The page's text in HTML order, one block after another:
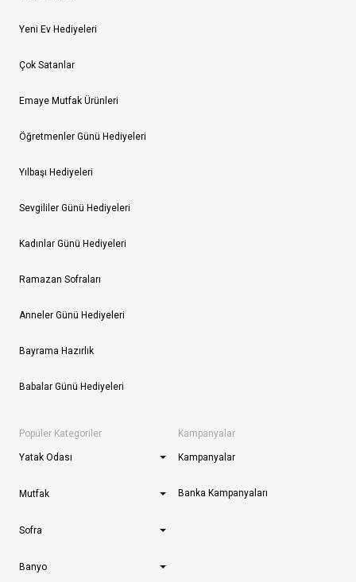
Yeni Ev Hediyeleri
Çok Satanlar
Emaye Mutfak Ürünleri
Öğretmenler Günü Hediyeleri
Yılbaşı Hediyeleri
Sevgililer Günü Hediyeleri
Kadınlar Günü Hediyeleri
Ramazan Sofraları
Anneler Günü Hediyeleri
Bayrama Hazırlık
Babalar Günü Hediyeleri
Popüler Kategoriler
Yatak Odası
Mutfak
Sofra
Banyo
Kampanyalar
Kampanyalar
Banka Kampanyaları